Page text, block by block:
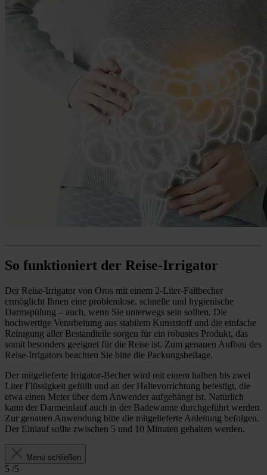
So funktioniert der Reise-Irrigator
Der Reise-Irrigator von Oros mit einem 2-Liter-Faltbecher
ermöglicht Ihnen eine problemlose, schnelle und hygienische
Darmspülung – auch, wenn Sie unterwegs sein sollten. Die
hochwertige Verarbeitung aus stabilem Kunststoff und die einfache
Reinigung aller Bestandteile sorgen für ein robustes Produkt, das
somit besonders geeignet für die Reise ist. Zum genauen Aufbau des
Reise-Irrigators beachten Sie bitte die Packungsbeilage.
Der mitgelieferte Irrigator-Becher wird mit einem halben bis zwei
Liter Flüssigkeit gefüllt und an der Haltevorrichtung befestigt, die
etwa einen Meter über dem Anwender aufgehängt ist. Natürlich
kann der Darmeinlauf auch in der Badewanne durchgeführt werden.
Zur genauen Anwendung bitte die mitgelieferte Anleitung befolgen.
Der Einlauf sollte zwischen 5 und 10 Minuten gehalten werden.
Menü schließen
5 /5